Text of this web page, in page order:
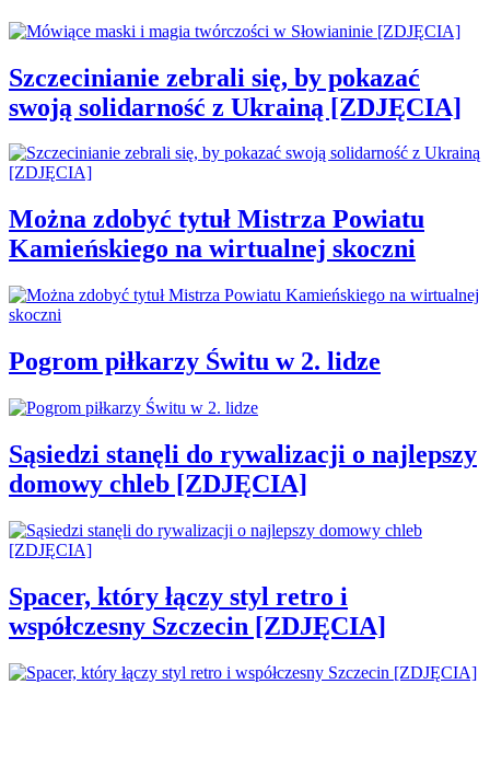
Szczecinianie zebrali się, by pokazać
swoją solidarność z Ukrainą [ZDJĘCIA]
Można zdobyć tytuł Mistrza Powiatu
Kamieńskiego na wirtualnej skoczni
Pogrom piłkarzy Świtu w 2. lidze
Sąsiedzi stanęli do rywalizacji o najlepszy
domowy chleb [ZDJĘCIA]
Spacer, który łączy styl retro i
współczesny Szczecin [ZDJĘCIA]